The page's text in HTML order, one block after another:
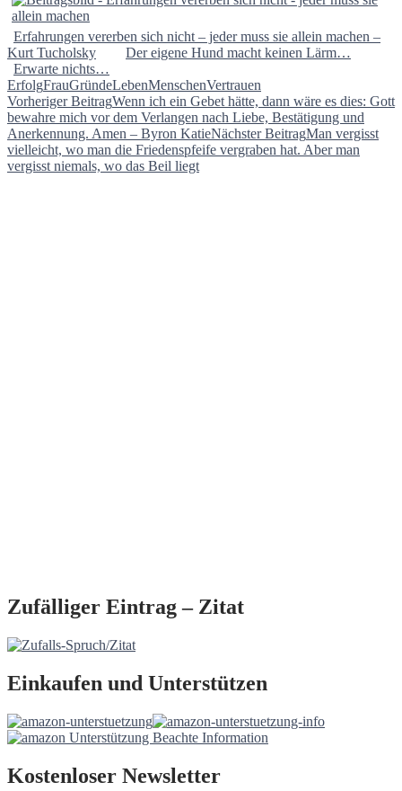
Erfahrungen vererben sich nicht – jeder muss sie allein machen –
Kurt Tucholsky
Der eigene Hund macht keinen Lärm…
Erwarte nichts…
ErfolgFrauGründeLebenMenschenVertrauen
Beitragsnavigation
Vorheriger BeitragWenn ich ein Gebet hätte, dann wäre es dies: Gott
bewahre mich vor dem Verlangen nach Liebe, Bestätigung und
Anerkennung. Amen – Byron KatieNächster BeitragMan vergisst
vielleicht, wo man die Friedenspfeife vergraben hat. Aber man
vergisst niemals, wo das Beil liegt
Zufälliger Eintrag – Zitat
Einkaufen und Unterstützen
Kostenloser Newsletter